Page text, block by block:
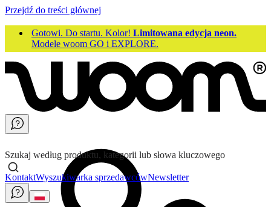
Przejdź do treści głównej
Gotowi. Do startu. Kolor! Limitowana edycja neon.
Modele woom GO i EXPLORE.
Szukaj według produktu, kategorii lub słowa kluczowego
KontaktWyszukiwarka sprzedawcówNewsletter